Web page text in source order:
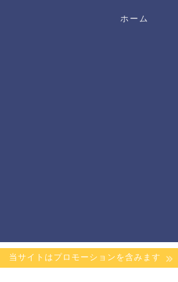
ホーム
当サイトはプロモーションを含みます